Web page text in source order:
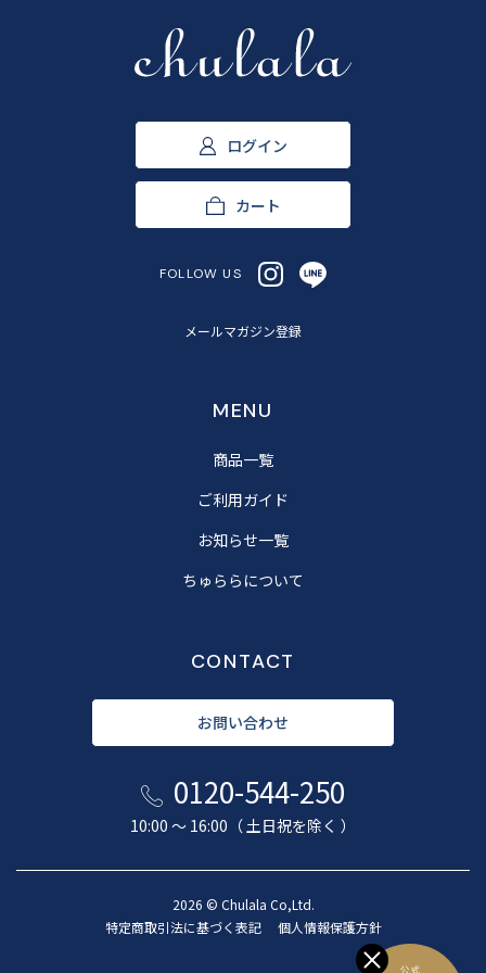
ログイン
カート
FOLLOW US
メールマガジン登録
MENU
商品一覧
ご利用ガイド
お知らせ一覧
ちゅららについて
CONTACT
お問い合わせ
0120-544-250
10:00 〜 16:00（ 土日祝を除く ）
2026 © Chulala Co,Ltd.
特定商取引法に基づく表記
個人情報保護方針